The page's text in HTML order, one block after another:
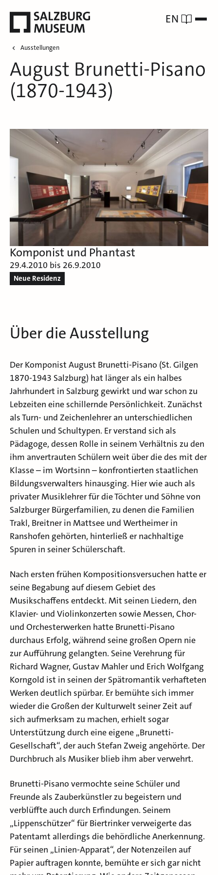
EN
Ausstellungen
August Brunetti-Pisano
(1870-1943)
Komponist und Phantast
29.4.2010 bis 26.9.2010
Neue Residenz
Über die Ausstellung
Der Komponist August Brunetti-Pisano (St. Gilgen
1870-1943 Salzburg) hat länger als ein halbes
Jahrhundert in Salzburg gewirkt und war schon zu
Lebzeiten eine schillernde Persönlichkeit. Zunächst
als Turn- und Zeichenlehrer an unterschiedlichen
Schulen und Schultypen. Er verstand sich als
Pädagoge, dessen Rolle in seinem Verhältnis zu den
ihm anvertrauten Schülern weit über die des mit der
Klasse – im Wortsinn – konfrontierten staatlichen
Bildungsverwalters hinausging. Hier wie auch als
privater Musiklehrer für die Töchter und Söhne von
Salzburger Bürgerfamilien, zu denen die Familien
Trakl, Breitner in Mattsee und Wertheimer in
Ranshofen gehörten, hinterließ er nachhaltige
Spuren in seiner Schülerschaft.
Nach ersten frühen Kompositionsversuchen hatte er
seine Begabung auf diesem Gebiet des
Musikschaffens entdeckt. Mit seinen Liedern, den
Klavier- und Violinkonzerten sowie Messen, Chor-
und Orchesterwerken hatte Brunetti-Pisano
durchaus Erfolg, während seine großen Opern nie
zur Aufführung gelangten. Seine Verehrung für
Richard Wagner, Gustav Mahler und Erich Wolfgang
Korngold ist in seinen der Spätromantik verhafteten
Werken deutlich spürbar. Er bemühte sich immer
wieder die Großen der Kulturwelt seiner Zeit auf
sich aufmerksam zu machen, erhielt sogar
Unterstützung durch eine eigene „Brunetti-
Gesellschaft“, der auch Stefan Zweig angehörte. Der
Durchbruch als Musiker blieb ihm aber verwehrt.
Brunetti-Pisano vermochte seine Schüler und
Freunde als Zauberkünstler zu begeistern und
verblüffte auch durch Erfindungen. Seinem
„Lippenschützer“ für Biertrinker verweigerte das
Patentamt allerdings die behördliche Anerkennung.
Für seinen „Linien-Apparat“, der Notenzeilen auf
Papier auftragen konnte, bemühte er sich gar nicht